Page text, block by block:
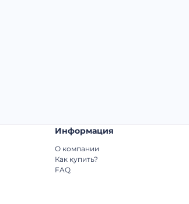
Информация
О компании
Как купить?
FAQ